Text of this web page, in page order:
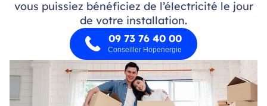
vous puissiez bénéficiez de l’électricité le jour
de votre installation.
09 73 76 40 00
Conseiller Hopenergie